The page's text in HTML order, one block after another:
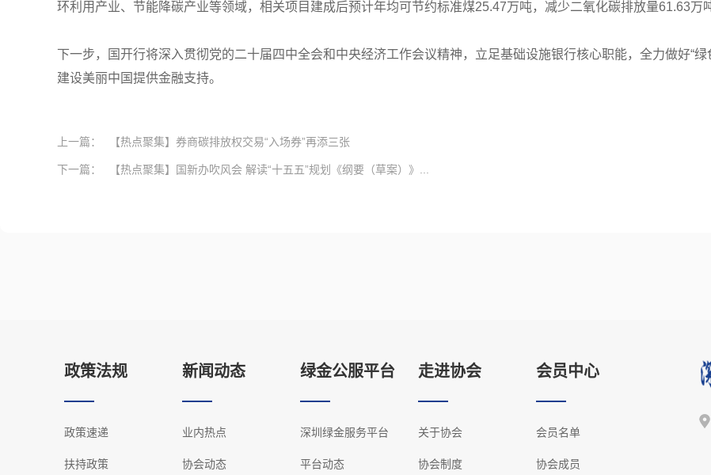
环利用产业、节能降碳产业等领域，相关项目建成后预计年均可节约标准煤25.47万吨，减少二氧化碳排放量61.63万
下一步，国开行将深入贯彻党的二十届四中全会和中央经济工作会议精神，立足基础设施银行核心职能，全力做好“绿
建设美丽中国提供金融支持。
上一篇： 【热点聚集】券商碳排放权交易“入场券”再添三张
下一篇： 【热点聚集】国新办吹风会 解读“十五五”规划《纲要（草案）》...
政策法规
政策速递
扶持政策
新闻动态
业内热点
协会动态
绿金公服平台
深圳绿金服务平台
平台动态
走进协会
关于协会
协会制度
会员中心
会员名单
协会成员